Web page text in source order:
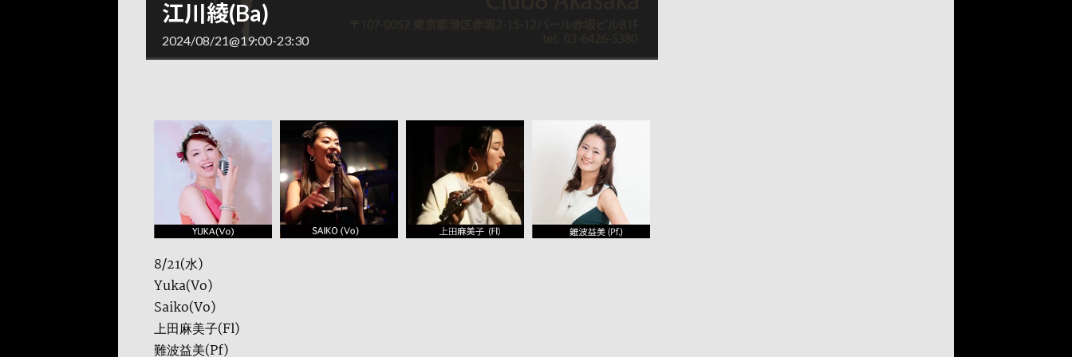
江川綾(Ba)
2024/08/21@19:00-23:30
8/21(水)
Yuka(Vo)
Saiko(Vo)
上田麻美子(Fl)
難波益美(Pf)